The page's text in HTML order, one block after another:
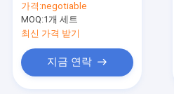
가격:negotiable
MOQ:1개 세트
최신 가격 받기
지금 연락